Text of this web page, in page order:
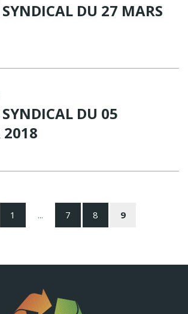
DU 27 MARS
DU 05
2018
précédente
1 ... 7 8 9